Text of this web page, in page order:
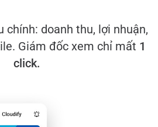
chính: doanh thu, lợi nhuận,
Giám đốc xem chỉ mất 1
click.​